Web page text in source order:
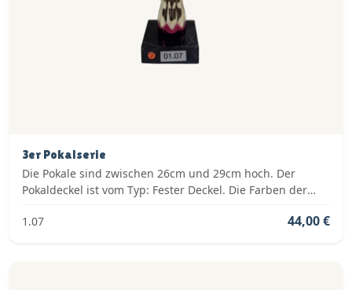
3er Pokalserie
Die Pokale sind zwischen 26cm und 29cm hoch. Der
Pokaldeckel ist vom Typ: Fester Deckel. Die Farben der
1.07
44,00 €